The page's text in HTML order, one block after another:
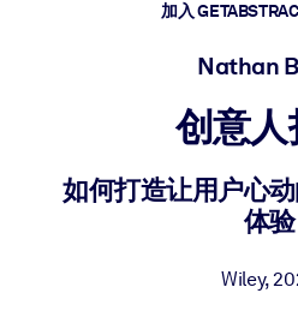
将简短且经过验证的知识引入您
加入
Nathan
创意人
如何打造让用户心
体验
Wiley,